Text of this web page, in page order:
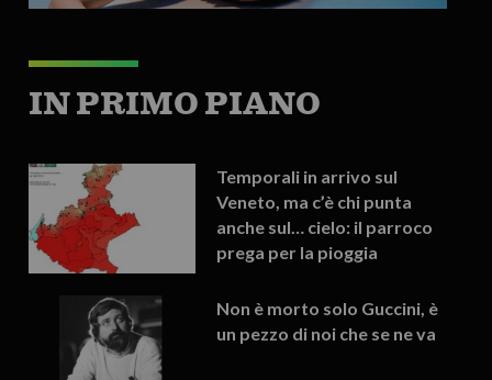
IN PRIMO PIANO
Temporali in arrivo sul
Veneto, ma c’è chi punta
anche sul… cielo: il parroco
prega per la pioggia
Non è morto solo Guccini, è
un pezzo di noi che se ne va